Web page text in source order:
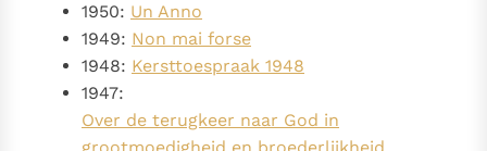
1950: Un Anno
1949: Non mai forse
1948: Kersttoespraak 1948
1947:
Over de terugkeer naar God in